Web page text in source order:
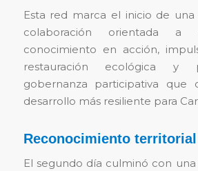
Esta red marca el inicio de
colaboración orientada a
conocimiento en acción,
restauración ecológica y
gobernanza participativa que
desarrollo más resiliente para
Reconocimiento territorial
El segundo día culminó con